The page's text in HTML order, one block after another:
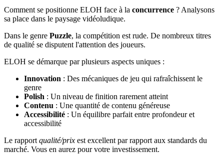
Comment se positionne ELOH face à la concurrence ? Analysons
sa place dans le paysage vidéoludique.
Dans le genre Puzzle, la compétition est rude. De nombreux titres
de qualité se disputent l'attention des joueurs.
ELOH se démarque par plusieurs aspects uniques :
Innovation : Des mécaniques de jeu qui rafraîchissent le
genre
Polish : Un niveau de finition rarement atteint
Contenu : Une quantité de contenu généreuse
Accessibilité : Un équilibre parfait entre profondeur et
accessibilité
Le rapport qualité/prix est excellent par rapport aux standards du
marché. Vous en aurez pour votre investissement.